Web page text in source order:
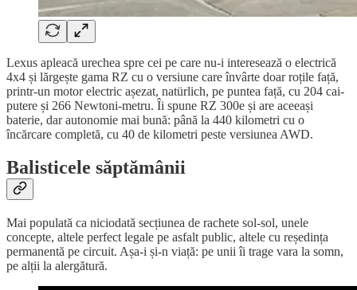
Lexus apleacă urechea spre cei pe care nu-i interesează o electrică
4x4 și lărgește gama RZ cu o versiune care învârte doar roțile față,
printr-un motor electric așezat, natürlich, pe puntea față, cu 204 cai-
putere și 266 Newtoni-metru. Îi spune RZ 300e și are aceeași
baterie, dar autonomie mai bună: până la 440 kilometri cu o
încărcare completă, cu 40 de kilometri peste versiunea AWD.
Balisticele săptămânii
Mai populată ca niciodată secțiunea de rachete sol-sol, unele
concepte, altele perfect legale pe asfalt public, altele cu reședința
permanentă pe circuit. Așa-i și-n viață: pe unii îi trage vara la somn,
pe alții la alergătură.